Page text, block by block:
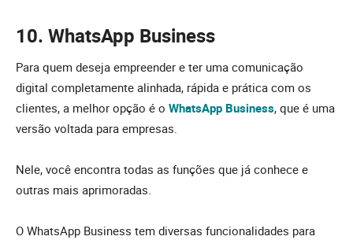
10. WhatsApp Business
Para quem deseja empreender e ter uma comunicação
digital completamente alinhada, rápida e prática com os
clientes, a melhor opção é o WhatsApp Business, que é uma
versão voltada para empresas.
Nele, você encontra todas as funções que já conhece e
outras mais aprimoradas.
O WhatsApp Business tem diversas funcionalidades para